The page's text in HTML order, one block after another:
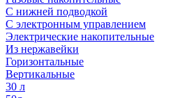
С нижней подводкой
С электронным управлением
Электрические накопительные
Из нержавейки
Горизонтальные
Вертикальные
30 л